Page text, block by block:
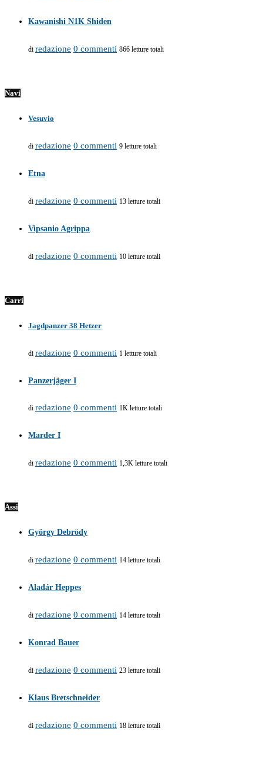
Kawanishi N1K Shiden
di redazione 0 commenti 866 letture totali
Navi
Vesuvio
di redazione 0 commenti 9 letture totali
Etna
di redazione 0 commenti 13 letture totali
Vipsanio Agrippa
di redazione 0 commenti 10 letture totali
Carri
Jagdpanzer 38 Hetzer
di redazione 0 commenti 1 letture totali
Panzerjäger I
di redazione 0 commenti 1K letture totali
Marder I
di redazione 0 commenti 1,3K letture totali
Assi
György Debrödy
di redazione 0 commenti 14 letture totali
Aladár Heppes
di redazione 0 commenti 14 letture totali
Konrad Bauer
di redazione 0 commenti 23 letture totali
Klaus Bretschneider
di redazione 0 commenti 18 letture totali